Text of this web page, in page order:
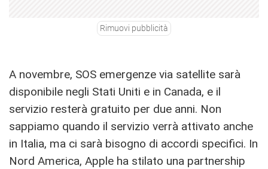
Rimuovi pubblicità
A novembre, SOS emergenze via satellite sarà
disponibile negli Stati Uniti e in Canada, e il
servizio resterà gratuito per due anni. Non
sappiamo quando il servizio verrà attivato anche
in Italia, ma ci sarà bisogno di accordi specifici. In
Nord America, Apple ha stilato una partnership